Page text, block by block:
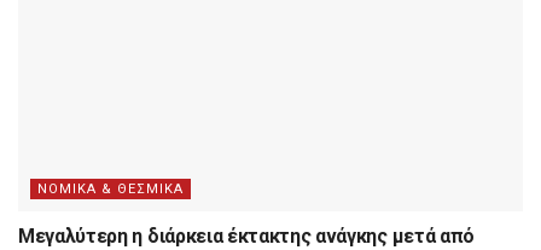
ΝΟΜΙΚΑ & ΘΕΣΜΙΚΑ
Μεγαλύτερη η διάρκεια έκτακτης ανάγκης μετά από